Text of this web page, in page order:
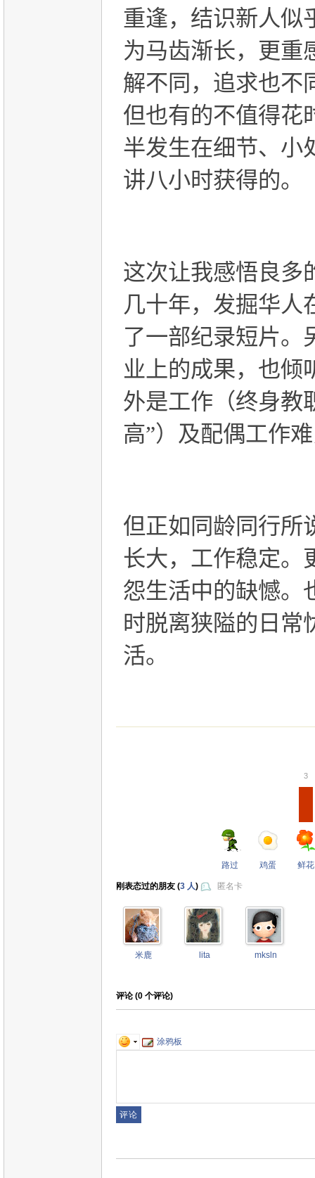
重逢，结识新人似
为马齿渐长，更重
解不同，追求也不
但也有的不值得花
半发生在细节、小
讲八小时获得的。
这次让我感悟良多
几十年，发掘华人
了一部纪录短片。
业上的成果，也倾
外是工作（终身教
高”）及配偶工作
但正如同龄同行所
长大，工作稳定。
怨生活中的缺憾。
时脱离狭隘的日常
活。
路过 鸡蛋
3
鲜花
刚表态过的朋友 (3 人) 匿名卡
米鹿 lita mksln
评论 (0 个评论)
涂鸦板